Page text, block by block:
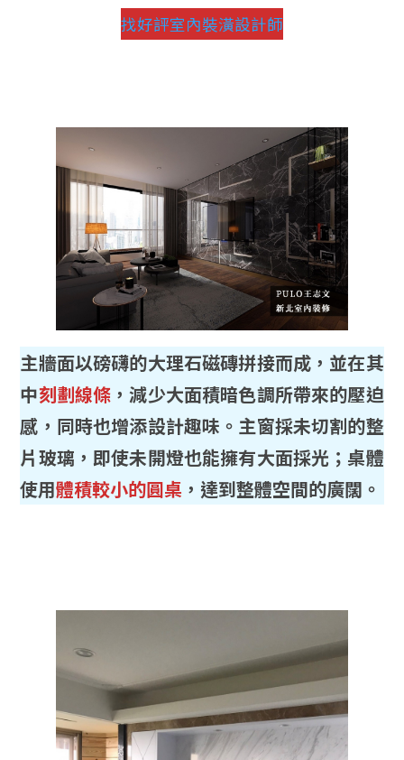
找好評室內裝潢設計師
主牆面以磅礴的大理石磁磚拼接而成，並在其
中刻劃線條 ，減少大面積暗色調所帶來的壓迫
感，同時也增添設計趣味。主窗採未切割的整
片玻璃，即使未開燈也能擁有大面採光；桌體
使用體積較小的圓桌 ，達到整體空間的廣闊。